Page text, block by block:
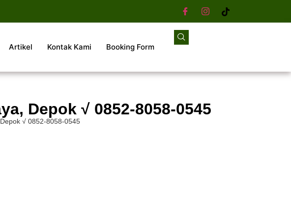
Artikel Kontak Kami Booking Form
Depok √ 0852-8058-0545
√ 0852-8058-0545